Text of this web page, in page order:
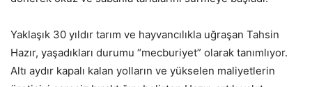
Yaklaşık 30 yıldır tarım ve hayvancılıkla uğraşan Tahsin
Hazır, yaşadıkları durumu “mecburiyet” olarak tanımlıyor.
Altı aydır kapalı kalan yolların ve yükselen maliyetlerin